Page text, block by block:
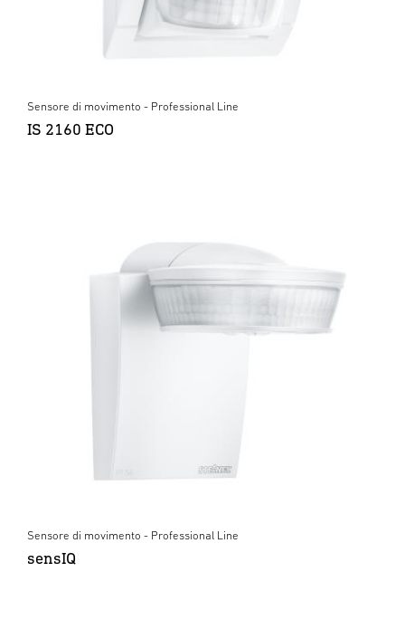
Sensore di movimento - Professional Line
IS 2160 ECO
Sensore di movimento - Professional Line
sensIQ